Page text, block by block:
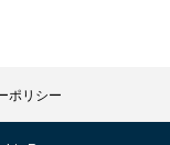
ポリシー